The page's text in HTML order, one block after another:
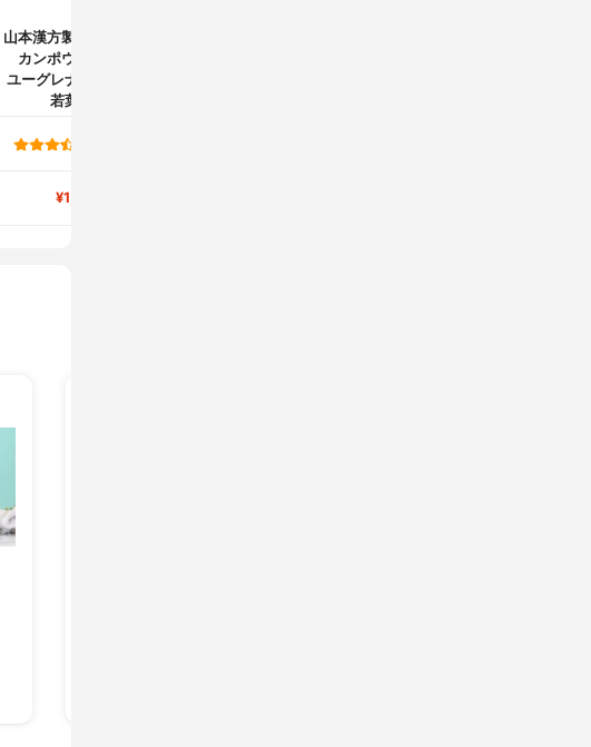
山本漢方製薬(ヤマモト
カンポウセイヤク)
ユーグレナプラス大麦
若葉粉末
¥1,438